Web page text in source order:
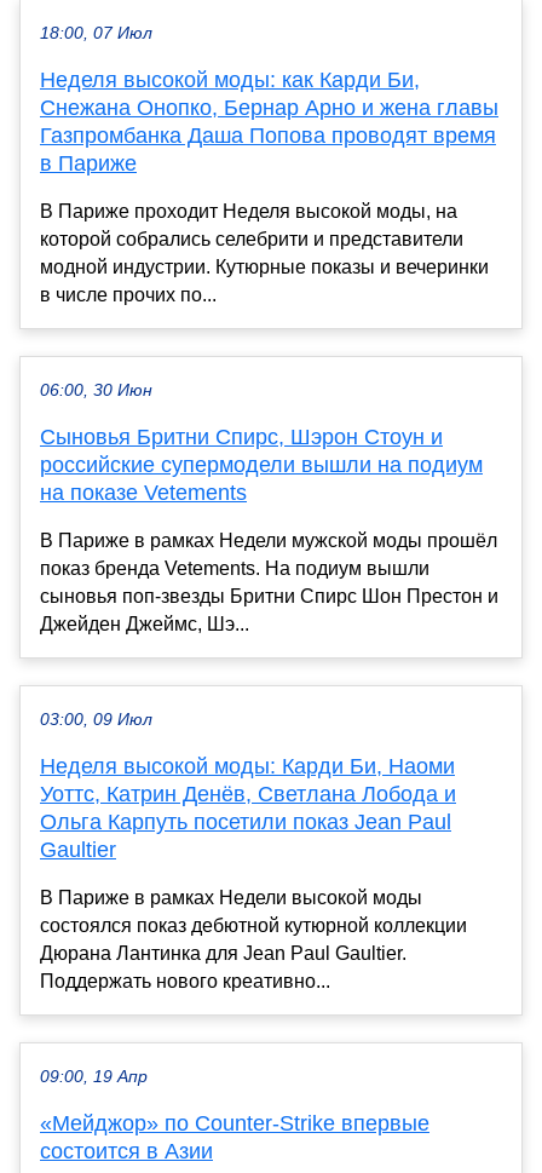
18:00, 07 Июл
Неделя высокой моды: как Карди Би,
Снежана Онопко, Бернар Арно и жена главы
Газпромбанка Даша Попова проводят время
в Париже
В Париже проходит Неделя высокой моды, на
которой собрались селебрити и представители
модной индустрии. Кутюрные показы и вечеринки
в числе прочих по...
06:00, 30 Июн
Сыновья Бритни Спирс, Шэрон Стоун и
российские супермодели вышли на подиум
на показе Vetements
В Париже в рамках Недели мужской моды прошёл
показ бренда Vetements. На подиум вышли
сыновья поп-звезды Бритни Спирс Шон Престон и
Джейден Джеймс, Шэ...
03:00, 09 Июл
Неделя высокой моды: Карди Би, Наоми
Уоттс, Катрин Денёв, Светлана Лобода и
Ольга Карпуть посетили показ Jean Paul
Gaultier
В Париже в рамках Недели высокой моды
состоялся показ дебютной кутюрной коллекции
Дюрана Лантинка для Jean Paul Gaultier.
Поддержать нового креативно...
09:00, 19 Апр
«Мейджор» по Counter-Strike впервые
состоится в Азии